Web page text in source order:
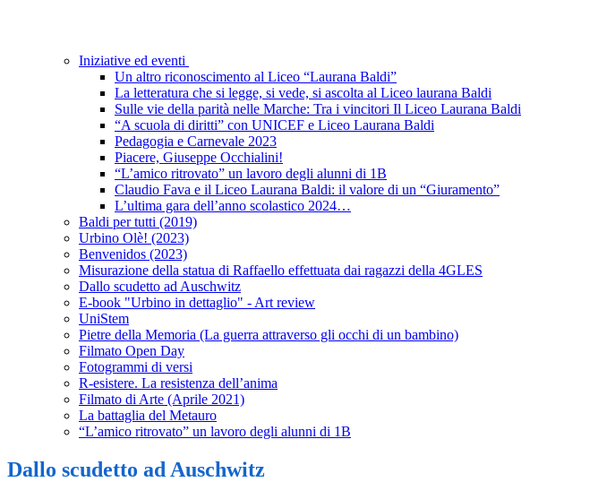
Iniziative ed eventi
Un altro riconoscimento al Liceo “Laurana Baldi”
La letteratura che si legge, si vede, si ascolta al Liceo laurana Baldi
Sulle vie della parità nelle Marche: Tra i vincitori Il Liceo Laurana Baldi
“A scuola di diritti” con UNICEF e Liceo Laurana Baldi
Pedagogia e Carnevale 2023
Piacere, Giuseppe Occhialini!
“L’amico ritrovato” un lavoro degli alunni di 1B
Claudio Fava e il Liceo Laurana Baldi: il valore di un “Giuramento”
L’ultima gara dell’anno scolastico 2024…
Baldi per tutti (2019)
Urbino Olè! (2023)
Benvenidos (2023)
Misurazione della statua di Raffaello effettuata dai ragazzi della 4GLES
Dallo scudetto ad Auschwitz
E-book "Urbino in dettaglio" - Art review
UniStem
Pietre della Memoria (La guerra attraverso gli occhi di un bambino)
Filmato Open Day
Fotogrammi di versi
R-esistere. La resistenza dell’anima
Filmato di Arte (Aprile 2021)
La battaglia del Metauro
“L’amico ritrovato” un lavoro degli alunni di 1B
Dallo scudetto ad Auschwitz